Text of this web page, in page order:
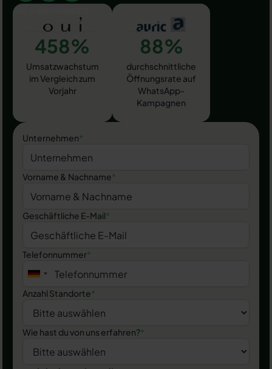
458%
Umsatzwachstum
im Vergleich zum
Vorjahr
88%
durchschnittliche
Öffnungsrate auf
WhatsApp-
Kampagnen
Unternehmen*
Vorname & Nachname*
Geschäftliche E-Mail*
Telefonnummer*
Anzahl Standorte*
Wie hast du von uns erfahren?*